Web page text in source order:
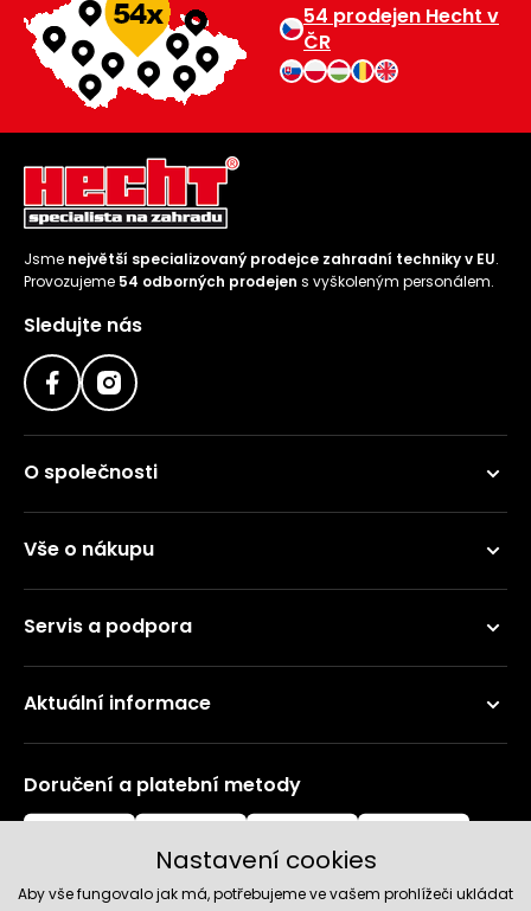
54 prodejen Hecht v
ČR
Jsme největší specializovaný prodejce zahradní techniky v EU.
Provozujeme 54 odborných prodejen s vyškoleným personálem.
Sledujte nás
O společnosti
Vše o nákupu
Servis a podpora
Aktuální informace
Doručení a platební metody
Nastavení cookies
Aby vše fungovalo jak má, potřebujeme ve vašem prohlížeči ukládat